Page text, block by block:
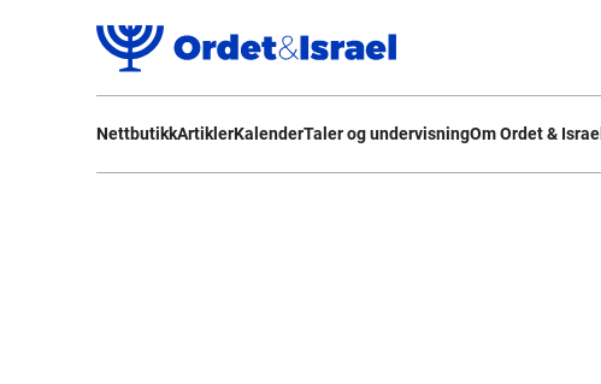
NettbutikkArtiklerKalenderTaler og undervisningOm Ordet & Israel